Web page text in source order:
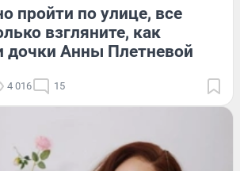
пройти по улице, все
взгляните, как
дочки Анны Плетневой
4 016 15